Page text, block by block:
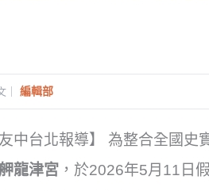
｜ 編輯部
友中台北報導】 為整合全國
龍津宮 ，於2026年5月11日